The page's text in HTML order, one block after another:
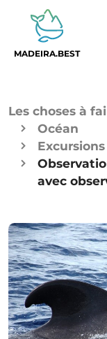
MADEIRA.BEST
Les choses à
Océan
avec